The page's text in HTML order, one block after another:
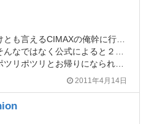
ではなく公式によると２１名。
リとお帰りになられ、最終戦は９名。
2011年4月14日